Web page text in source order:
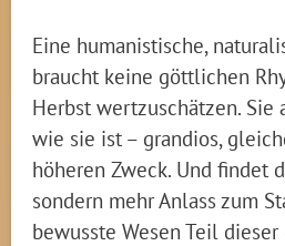
Eine humanistische,
braucht keine göttlichen
Herbst wertzuschätzen. Sie
wie sie ist – grandios,
höheren Zweck. Und findet
sondern mehr Anlass zum
bewusste Wesen Teil